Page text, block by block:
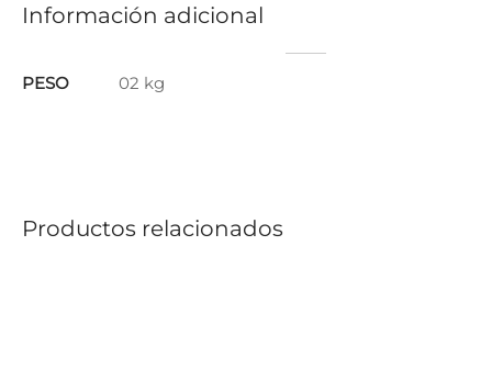
Información adicional
PESO 02 kg
Productos relacionados